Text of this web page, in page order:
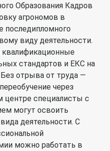
Образования Кадров
агрономов в
последипломного
виду деятельности.
стандартов и ЕКС на
Без отрыва от труда —
через
центре специалисты с
могут освоить
деятельности. С
можно работать в